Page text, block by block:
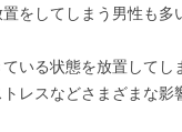
をしてしまう男性も多
いる状態を放置してし
レスなどさまざまな影